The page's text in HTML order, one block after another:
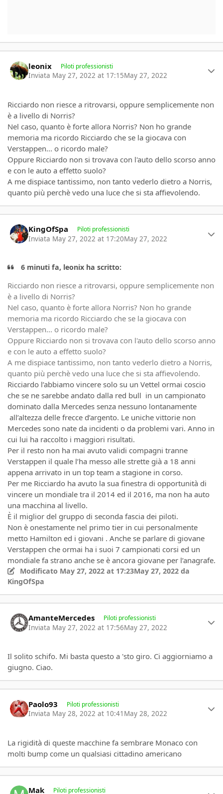
leonix Piloti professionisti
Inviata May 27, 2022 at 17:15May 27, 2022
Ricciardo non riesce a ritrovarsi, oppure semplicemente non
è a livello di Norris?
Nel caso, quanto è forte allora Norris? Non ho grande
memoria ma ricordo Ricciardo che se la giocava con
Verstappen... o ricordo male?
Oppure Ricciardo non si trovava con l'auto dello scorso anno
e con le auto a effetto suolo?
A me dispiace tantissimo, non tanto vederlo dietro a Norris,
quanto più perchè vedo una luce che si sta affievolendo.
KingOfSpa Piloti professionisti
Inviata May 27, 2022 at 17:20May 27, 2022
6 minuti fa, leonix ha scritto:
Ricciardo non riesce a ritrovarsi, oppure semplicemente non
è a livello di Norris?
Nel caso, quanto è forte allora Norris? Non ho grande
memoria ma ricordo Ricciardo che se la giocava con
Verstappen... o ricordo male?
Oppure Ricciardo non si trovava con l'auto dello scorso anno
e con le auto a effetto suolo?
A me dispiace tantissimo, non tanto vederlo dietro a Norris,
quanto più perchè vedo una luce che si sta affievolendo.
Ricciardo l’abbiamo vincere solo su un Vettel ormai coscio
che se ne sarebbe andato dalla red bull in un campionato
dominato dalla Mercedes senza nessuno lontanamente
all’altezza delle frecce d’argento. Le uniche vittorie non
Mercedes sono nate da incidenti o da problemi vari. Anno in
cui lui ha raccolto i maggiori risultati.
Per il resto non ha mai avuto validi compagni tranne
Verstappen il quale l’ha messo alle strette già a 18 anni
appena arrivato in un top team a stagione in corso.
Per me Ricciardo ha avuto la sua finestra di opportunità di
vincere un mondiale tra il 2014 ed il 2016, ma non ha auto
una macchina al livello.
È il miglior del gruppo di seconda fascia dei piloti.
Non è onestamente nel primo tier in cui personalmente
metto Hamilton ed i giovani . Anche se parlare di giovane
Verstappen che ormai ha i suoi 7 campionati corsi ed un
mondiale fa strano anche se è ancora giovane per l’anagrafe.
Modificato May 27, 2022 at 17:23May 27, 2022 da
KingOfSpa
AmanteMercedes Piloti professionisti
Inviata May 27, 2022 at 17:56May 27, 2022
Il solito schifo. Mi basta questo a 'sto giro. Ci aggiorniamo a
giugno. Ciao.
Paolo93 Piloti professionisti
Inviata May 28, 2022 at 10:41 May 28, 2022
La rigidità di queste macchine fa sembrare Monaco con
molti bump come un qualsiasi cittadino americano
Mak Piloti professionisti